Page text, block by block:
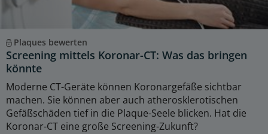
Plaques bewerten
Screening mittels Koronar-CT: Was das bringen
könnte
Moderne CT-Geräte können Koronargefäße sichtbar
machen. Sie können aber auch atherosklerotischen
Gefäßschäden tief in die Plaque-Seele blicken. Hat die
Koronar-CT eine große Screening-Zukunft?